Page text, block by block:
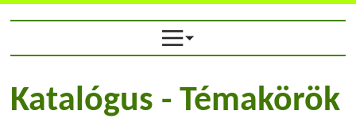
Katalógus - Témakörök